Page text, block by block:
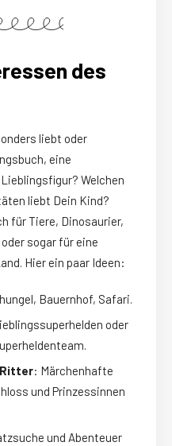
des
liebt oder
eine
Welchen
liebt Dein Kind?
für Tiere, Dinosaurier,
sogar für eine
Hier ein paar Ideen:
Bauernhof, Safari.
oder
: Märchenhafte
und Prinzessinnen
und Abenteuer